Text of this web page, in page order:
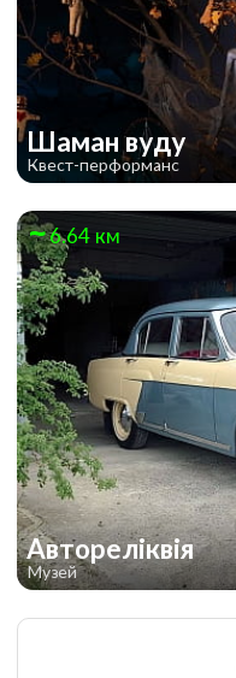
Шаман вуду
Квест-перформанс
6.64 км
Автореліквія
Музей